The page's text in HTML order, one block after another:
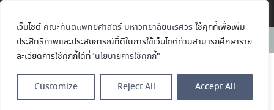
เว็บไซต์ คณะทันตแพทยศาสตร์ มหาวิทยาลัยนเรศวร ใช้คุกกี้เพื่อเพิ่ม
ประสิทธิภาพและประสบการณ์ที่ดีในการใช้เว็บไซต์ท่านสามารถศึกษาราย
ละเอียดการใช้คุกกี้ได้ที่"นโยบายการใช้คุกกี้"
Customize Reject All Accept All
News:
คณะทันตแพทยศาสตร์
มหาวิทยาลัยนเรศวร ร่วมออกบูธ
ประชาสัมพันธ์ หลักสูตรทันตแพทย
ประกาศนียบัตรผู้ช่วยทันตแพทย์
ในโครงการ Open House 2026